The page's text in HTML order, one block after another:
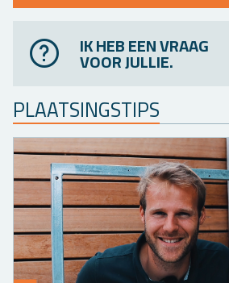
IK HEB EEN VRAAG
VOOR JULLIE.
PLAAT­SINGS­TIPS